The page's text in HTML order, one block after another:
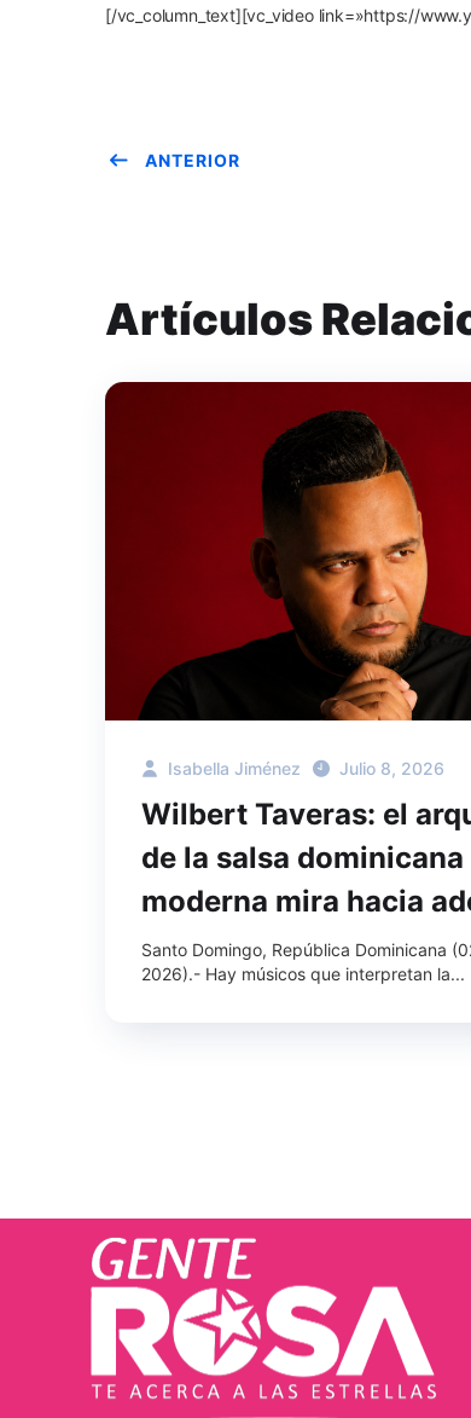
[/vc_column_text][vc_video link=»https://
ANTERIOR
Artículos
Isabella Jiménez Julio 8, 2026
Wilbert Taveras: el
de la salsa dominicana
moderna mira hacia
Santo Domingo, República Dominicana
2026).- Hay músicos que interpretan la...